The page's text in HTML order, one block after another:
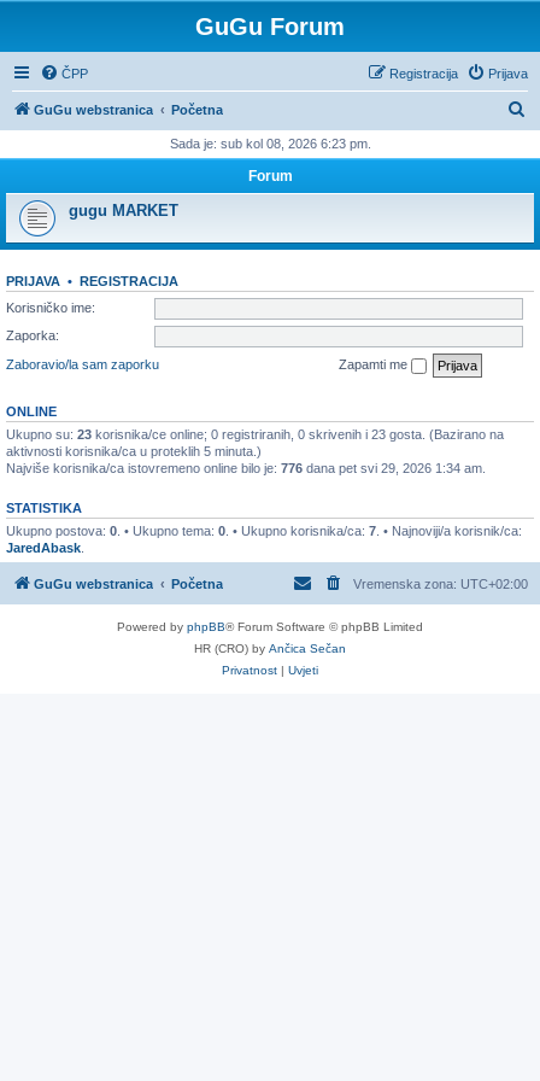
GuGu Forum
ČPP Prijava
Registracija
GuGu webstranica Početna
t
a
Sada je: sub kol 08, 2026 6:23 pm.
Forum
gugu MARKET
PRIJAVA • REGISTRACIJA
Korisničko ime:
Zaporka:
Zaboravio/la sam zaporku
Zapamti me
ONLINE
Ukupno su: 23 korisnika/ce online; 0 registriranih, 0 skrivenih i 23 gosta. (Bazirano na
aktivnosti korisnika/ca u proteklih 5 minuta.)
Najviše korisnika/ca istovremeno online bilo je: 776 dana pet svi 29, 2026 1:34 am.
STATISTIKA
Ukupno postova: 0 . • Ukupno tema: 0 . • Ukupno korisnika/ca: 7 . • Najnoviji/a korisnik/ca:
JaredAbask
GuGu webstranica Početna Vremenska zona: UTC+02:00
Powered by phpBB® Forum Software © phpBB Limited
HR (CRO) by Ančica Sečan
Privatnost | Uvjeti